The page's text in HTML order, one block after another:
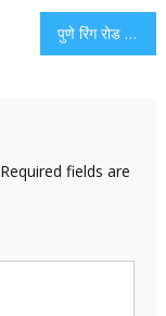
पुणे रिंग रोड लँड अधिग्रहणासाठी कलेक्टर 1,220 सीआर अधिक शोधतात
Required fields are